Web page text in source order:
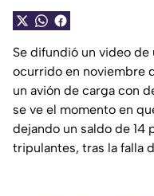
Se difundió un video de
ocurrido en noviembre
un avión de carga con
se ve el momento en
dejando un saldo de 14
tripulantes, tras la falla